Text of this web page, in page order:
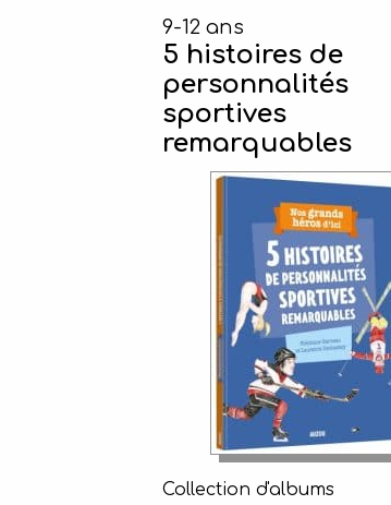
9-12 ans
5 histoires de
personnalités
sportives
remarquables
Collection d'albums